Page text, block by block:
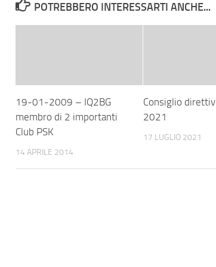
POTREBBERO INTERESSARTI ANCHE...
19-01-2009 – IQ2BG
membro di 2 importanti
Club PSK
14 APRILE 2014
Consiglio
2021
17 LUGLIO 2021